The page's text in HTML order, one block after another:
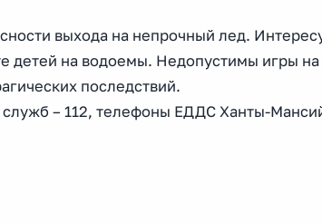
выхода на непрочный лед.
детей на водоемы. Недопустимы игры на
последствий.
– 112, телефоны ЕДДС Ханты-